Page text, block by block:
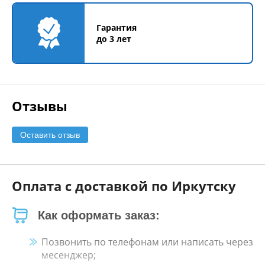
Гарантия
до 3 лет
Отзывы
Оставить отзыв
Оплата с доставкой по Иркутску
Как оформать заказ:
Позвонить по телефонам или написать через
месенджер;